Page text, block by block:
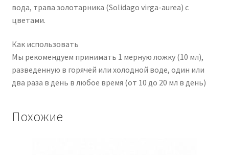
вода, трава золотарника (Solidago virga-aurea) с
цветами.
Как использовать
Мы рекомендуем принимать 1 мерную ложку (10 мл),
разведенную в горячей или холодной воде, один или
два раза в день в любое время (от 10 до 20 мл в день)
Похожие